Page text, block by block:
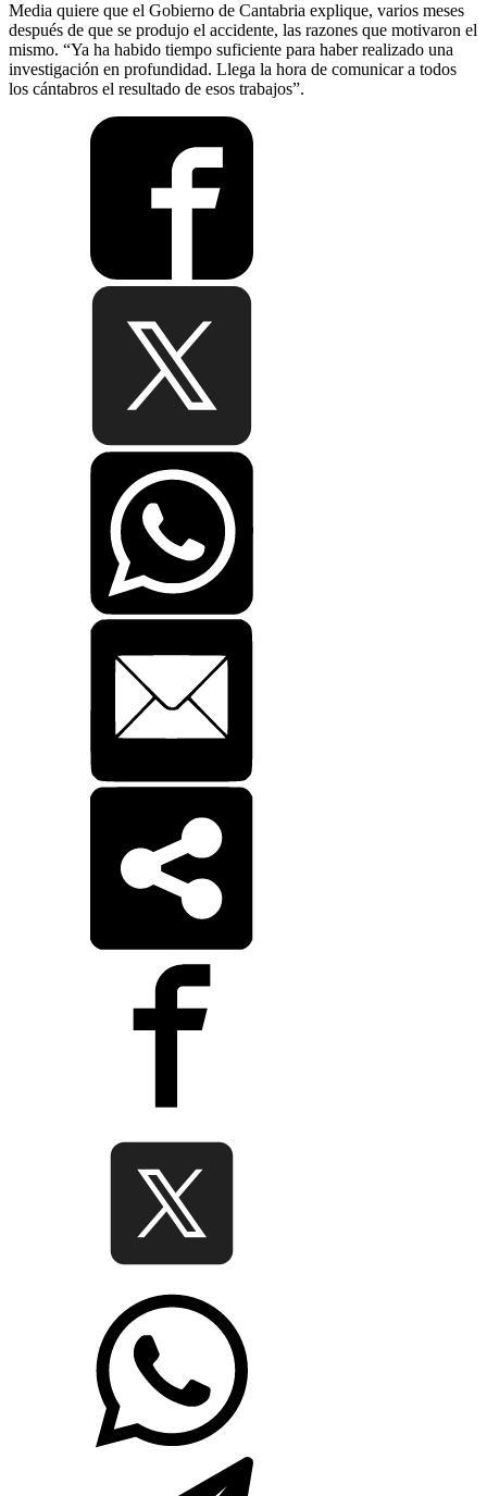
Media quiere que el Gobierno de Cantabria explique, varios meses
después de que se produjo el accidente, las razones que motivaron el
mismo. “Ya ha habido tiempo suficiente para haber realizado una
investigación en profundidad. Llega la hora de comunicar a todos
los cántabros el resultado de esos trabajos”.